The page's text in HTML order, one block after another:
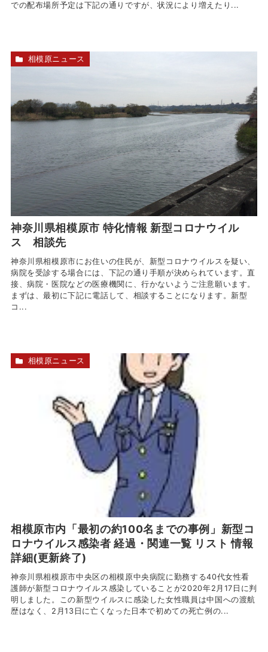
での配布場所予定は下記の通りですが、状況により増えたり...
神奈川県相模原市 特化情報 新型コロナウイル
ス 相談先
神奈川県相模原市にお住いの住民が、新型コロナウイルスを疑い、
病院を受診する場合には、下記の通り手順が決められています。直
接、病院・医院などの医療機関に、行かないようご注意願います。
まずは、最初に下記に電話して、相談することになります。新型
コ...
相模原ニュース
相模原市内「最初の約100名までの事例」新型コ
ロナウイルス感染者 経過・関連一覧 リスト 情報
詳細(更新終了)
神奈川県相模原市中央区の相模原中央病院に勤務する40代女性看
護師が新型コロナウイルス感染していることが2020年2月17日に判
明しました。この新型ウイルスに感染した女性職員は中国への渡航
歴はなく、2月13日に亡くなった日本で初めての死亡例の...
相模原ニュース